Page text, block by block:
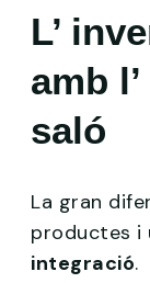
L’
amb
saló
La gran
productes i
integració.